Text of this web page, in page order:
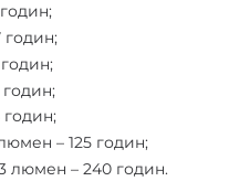
годин;
годин;
– 125 годин;
люмен – 240 годин.